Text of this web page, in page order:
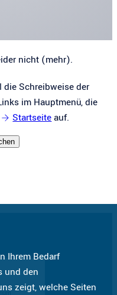
Ihrem Bedarf
und den
zeigt, welche Seiten
nicht (mehr).
die Schreibweise der
im Hauptmenü, die
Startseiteauf.